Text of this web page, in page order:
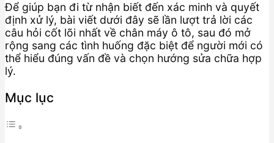
Để giúp bạn đi từ nhận biết đến xác minh và quyết
định xử lý, bài viết dưới đây sẽ lần lượt trả lời các
câu hỏi cốt lõi nhất về chân máy ô tô, sau đó mở
rộng sang các tình huống đặc biệt để người mới có
thể hiểu đúng vấn đề và chọn hướng sửa chữa hợp
lý.
Mục lục